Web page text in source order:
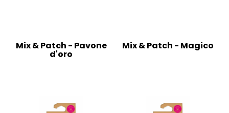
Mix & Patch - Pavone
d'oro
Mix & Patch - Magico